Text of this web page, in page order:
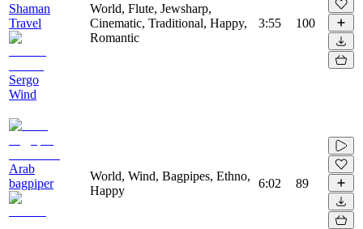
Shaman
Travel
Sergo
Wind
World, Flute, Jewsharp,
Cinematic, Traditional, Happy,
Romantic
3:55 100
Arab
bagpiper
World, Wind, Bagpipes, Ethno,
Happy
6:02 89